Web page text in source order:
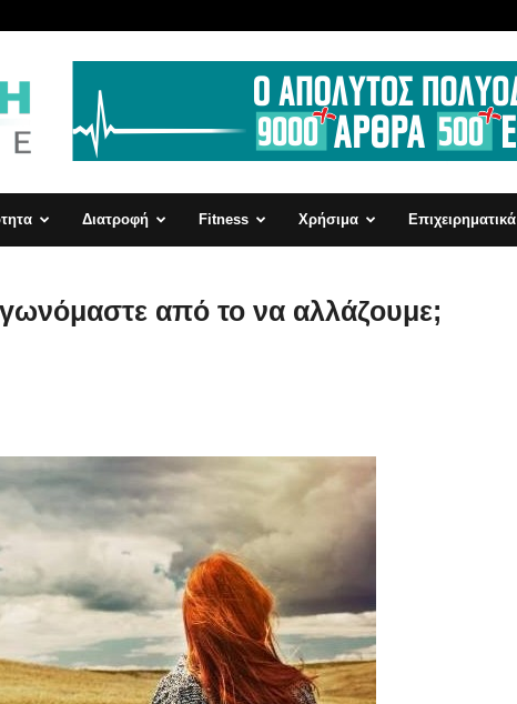
Διατροφή Fitness Χρήσιμα Επιχειρηματικά
από το να αλλάζουμε;